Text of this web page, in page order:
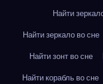
Найти
Найти зеркало во сне
Найти зонт во сне
Найти корабль во сне